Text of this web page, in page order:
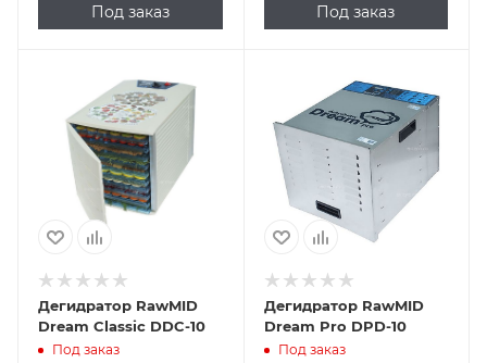
Под заказ Под заказ
Дегидратор RawMID
Dream Classic DDC-10
Под заказ
Дегидратор RawMID
Dream Pro DPD-10
Под заказ